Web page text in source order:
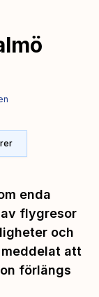
enda
flygresor
och
att
förlängs